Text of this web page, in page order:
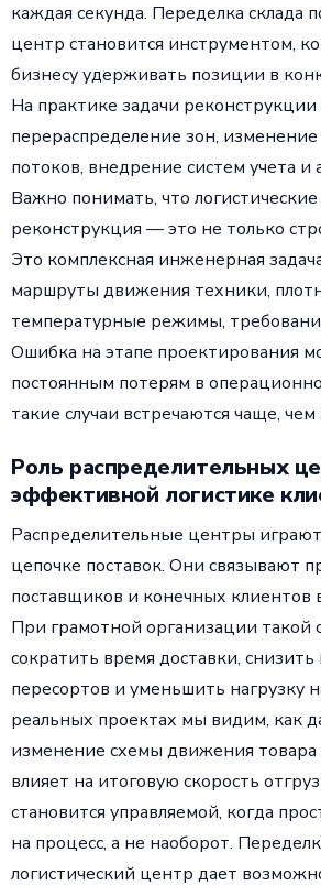
каждая секунда. Переделка склада
центр становится инструментом,
бизнесу удерживать позиции в
На практике задачи
перераспределение зон,
потоков, внедрение систем учета и
Важно понимать, что
реконструкция — это не только
Это комплексная инженерная
маршруты движения техники,
температурные режимы,
Ошибка на этапе проектирования
постоянным потерям в
такие случаи встречаются чаще,
Роль распределительных
эффективной логистике
Распределительные центры
цепочке поставок. Они связывают
поставщиков и конечных клиентов
При грамотной организации такой
сократить время доставки, снизить
пересортов и уменьшить нагрузку
реальных проектах мы видим, как
изменение схемы движения товара
влияет на итоговую скорость
становится управляемой, когда
на процесс, а не наоборот.
логистический центр дает